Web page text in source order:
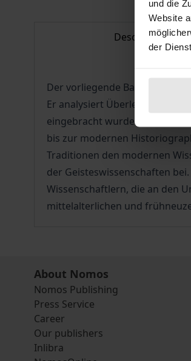
und die
Website
der
Description
Der vorliegende Band
Er analysiert Überlegungen
eingebracht wurden, um
bis zur modernen
Traditionen den modernen
der Geisteswissenschaften
Wissenschaftlern, die an den
mittelalterlichen und
About Nomos
Nomos Publishing
Press Service
Career
Our publishers
Inlibra